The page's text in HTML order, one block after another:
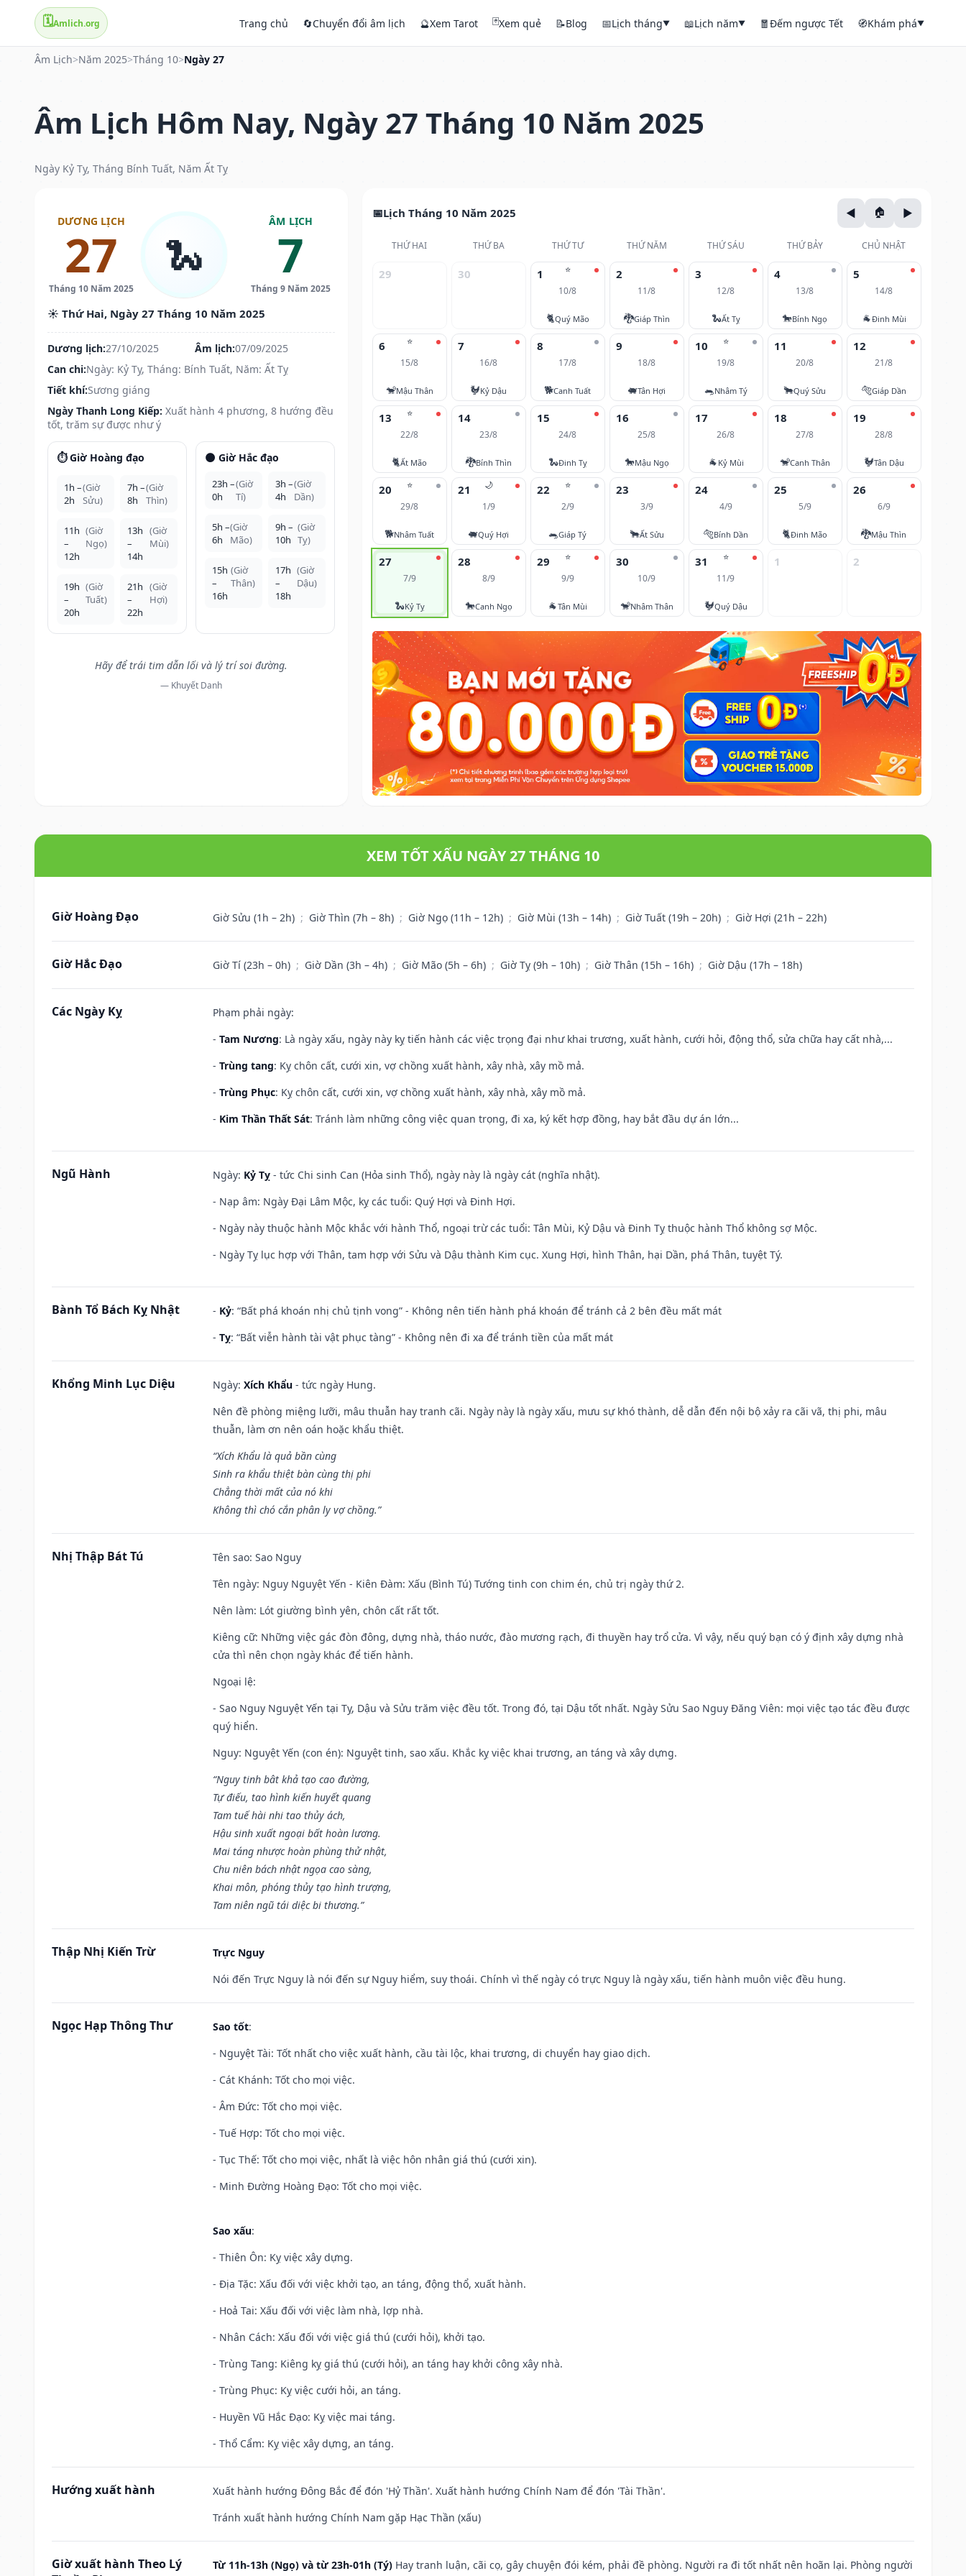
🗓️Amlich.org Trang chủ 🔄Chuyển đổi âm lịch 🔮Xem Tarot 🃏Xem quẻ 📝Blog 📅Lịch tháng▼ 📖Lịch năm▼ 🧧Đếm ngược Tết 🧭Khám phá▼
Âm Lịch>Năm 2025>Tháng 10>Ngày 27
Âm Lịch Hôm Nay, Ngày 27 Tháng 10 Năm 2025
Ngày Kỷ Tỵ, Tháng Bính Tuất, Năm Ất Tỵ
DƯƠNG LỊCH
27
Tháng 10 Năm 2025
🐍
ÂM LỊCH
7
Tháng 9 Năm 2025
☀️ Thứ Hai, Ngày 27 Tháng 10 Năm 2025
Dương lịch:27/10/2025 Âm lịch:07/09/2025
Can chi:Ngày: Kỷ Tỵ, Tháng: Bính Tuất, Năm: Ất Tỵ
Tiết khí:Sương giáng
Ngày Thanh Long Kiếp: Xuất hành 4 phương, 8 hướng đều
tốt, trăm sự được như ý
⏱️ Giờ Hoàng đạo
1h –
2h
(Giờ
Sửu)
7h –
8h
(Giờ
Thìn)
11h
–
12h
(Giờ
Ngọ)
13h
–
14h
(Giờ
Mùi)
19h
–
20h
(Giờ
Tuất)
21h
–
22h
(Giờ
Hợi)
🌑 Giờ Hắc đạo
23h –
0h
(Giờ
Tí)
3h –
4h
(Giờ
Dần)
5h –
6h
(Giờ
Mão)
9h –
10h
(Giờ
Tỵ)
15h
–
16h
(Giờ
Thân)
17h
–
18h
(Giờ
Dậu)
Hãy để trái tim dẫn lối và lý trí soi đường.
— Khuyết Danh
Lịch Tháng 10 Năm 2025
THỨ HAI THỨ BA THỨ TƯ THỨ NĂM THỨ SÁU THỨ BẢY CHỦ NHẬT
29 30 ⭐
1
10/8
🐈Quý Mão
2
11/8
🐉Giáp Thìn
3
12/8
🐍Ất Tỵ
4
13/8
🐎Bính Ngọ
5
14/8
🐐Đinh Mùi
⭐
6
15/8
🐒Mậu Thân
7
16/8
🐓Kỷ Dậu
8
17/8
🐕Canh Tuất
9
18/8
🐖Tân Hợi
⭐
10
19/8
🐀Nhâm Tý
11
20/8
🐂Quý Sửu
12
21/8
🐅Giáp Dần
⭐
13
22/8
🐈Ất Mão
14
23/8
🐉Bính Thìn
15
24/8
🐍Đinh Tỵ
16
25/8
🐎Mậu Ngọ
17
26/8
🐐 Kỷ Mùi
18
27/8
🐒Canh Thân
19
28/8
🐓Tân Dậu
⭐
20
29/8
🐕Nhâm Tuất
🌙
21
1/9
🐖Quý Hợi
⭐
22
2/9
🐀Giáp Tý
23
3/9
🐂Ất Sửu
24
4/9
🐅Bính Dần
25
5/9
🐈Đinh Mão
26
6/9
🐉Mậu Thìn
27
7/9
🐍Kỷ Tỵ
28
8/9
🐎Canh Ngọ
⭐
29
9/9
🐐Tân Mùi
30
10/9
🐒Nhâm Thân
⭐
31
11/9
🐓Quý Dậu
1 2
XEM TỐT XẤU NGÀY 27 THÁNG 10
Giờ Hoàng Đạo Giờ Sửu (1h – 2h) ; Giờ Thìn (7h – 8h) ; Giờ Ngọ (11h – 12h) ; Giờ Mùi (13h – 14h) ; Giờ Tuất (19h – 20h) ; Giờ Hợi (21h – 22h)
Giờ Hắc Đạo Giờ Tí (23h – 0h) ; Giờ Dần (3h – 4h) ; Giờ Mão (5h – 6h) ; Giờ Tỵ (9h – 10h) ; Giờ Thân (15h – 16h) ; Giờ Dậu (17h – 18h)
Các Ngày Kỵ
Phạm phải ngày:
- Tam Nương: Là ngày xấu, ngày này kỵ tiến hành các việc trọng đại như khai trương, xuất hành, cưới hỏi, động thổ, sửa chữa hay cất nhà,...
- Trùng tang: Kỵ chôn cất, cưới xin, vợ chồng xuất hành, xây nhà, xây mồ mả.
- Trùng Phục: Kỵ chôn cất, cưới xin, vợ chồng xuất hành, xây nhà, xây mồ mả.
- Kim Thần Thất Sát: Tránh làm những công việc quan trọng, đi xa, ký kết hợp đồng, hay bắt đầu dự án lớn...
Ngũ Hành Ngày: Kỷ Tỵ - tức Chi sinh Can (Hỏa sinh Thổ), ngày này là ngày cát (nghĩa nhật).
- Nạp âm: Ngày Đại Lâm Mộc, kỵ các tuổi: Quý Hợi và Đinh Hợi.
- Ngày này thuộc hành Mộc khắc với hành Thổ, ngoại trừ các tuổi: Tân Mùi, Kỷ Dậu và Đinh Tỵ thuộc hành Thổ không sợ Mộc.
- Ngày Tỵ lục hợp với Thân, tam hợp với Sửu và Dậu thành Kim cục. Xung Hợi, hình Thân, hại Dần, phá Thân, tuyệt Tý.
Bành Tổ Bách Kỵ Nhật - Kỷ: “Bất phá khoán nhị chủ tịnh vong” - Không nên tiến hành phá khoán để tránh cả 2 bên đều mất mát
- Tỵ: “Bất viễn hành tài vật phục tàng” - Không nên đi xa để tránh tiền của mất mát
Khổng Minh Lục Diệu Ngày: Xích Khẩu - tức ngày Hung.
Nên đề phòng miệng lưỡi, mâu thuẫn hay tranh cãi. Ngày này là ngày xấu, mưu sự khó thành, dễ dẫn đến nội bộ xảy ra cãi vã, thị phi, mâu
thuẫn, làm ơn nên oán hoặc khẩu thiệt.
“Xích Khẩu là quả bần cùng
Sinh ra khẩu thiệt bàn cùng thị phi
Chẳng thời mất của nó khi
Không thì chó cắn phân ly vợ chồng.”
Nhị Thập Bát Tú Tên sao: Sao Nguy
Tên ngày: Nguy Nguyệt Yến - Kiên Đàm: Xấu (Bình Tú) Tướng tinh con chim én, chủ trị ngày thứ 2.
Nên làm: Lót giường bình yên, chôn cất rất tốt.
Kiêng cữ: Những việc gác đòn đông, dựng nhà, tháo nước, đào mương rạch, đi thuyền hay trổ cửa. Vì vậy, nếu quý bạn có ý định xây dựng nhà
cửa thì nên chọn ngày khác để tiến hành.
Ngoại lệ:
- Sao Nguy Nguyệt Yến tại Tỵ, Dậu và Sửu trăm việc đều tốt. Trong đó, tại Dậu tốt nhất. Ngày Sửu Sao Nguy Đăng Viên: mọi việc tạo tác đều được
quý hiển.
Nguy: Nguyệt Yến (con én): Nguyệt tinh, sao xấu. Khắc kỵ việc khai trương, an táng và xây dựng.
“Nguy tinh bât khả tạo cao đường,
Tự điếu, tao hình kiến huyết quang
Tam tuế hài nhi tao thủy ách,
Hậu sinh xuất ngoại bất hoàn lương.
Mai táng nhược hoàn phùng thử nhật,
Chu niên bách nhật ngọa cao sàng,
Khai môn, phóng thủy tạo hình trượng,
Tam niên ngũ tái diệc bi thương.”
Thập Nhị Kiến Trừ
Trực Nguy
Nói đến Trực Nguy là nói đến sự Nguy hiểm, suy thoái. Chính vì thế ngày có trực Nguy là ngày xấu, tiến hành muôn việc đều hung.
Ngọc Hạp Thông Thư Sao tốt:
- Nguyệt Tài: Tốt nhất cho việc xuất hành, cầu tài lộc, khai trương, di chuyển hay giao dịch.
- Cát Khánh: Tốt cho mọi việc.
- Âm Đức: Tốt cho mọi việc.
- Tuế Hợp: Tốt cho mọi việc.
- Tục Thế: Tốt cho mọi việc, nhất là việc hôn nhân giá thú (cưới xin).
- Minh Đường Hoàng Đạo: Tốt cho mọi việc.
Sao xấu:
- Thiên Ôn: Kỵ việc xây dựng.
- Địa Tặc: Xấu đối với việc khởi tạo, an táng, động thổ, xuất hành.
- Hoả Tai: Xấu đối với việc làm nhà, lợp nhà.
- Nhân Cách: Xấu đối với việc giá thú (cưới hỏi), khởi tạo.
- Trùng Tang: Kiêng kỵ giá thú (cưới hỏi), an táng hay khởi công xây nhà.
- Trùng Phục: Kỵ việc cưới hỏi, an táng.
- Huyền Vũ Hắc Đạo: Kỵ việc mai táng.
- Thổ Cẩm: Kỵ việc xây dựng, an táng.
Hướng xuất hành
Xuất hành hướng Đông Bắc để đón 'Hỷ Thần'. Xuất hành hướng Chính Nam để đón 'Tài Thần'.
Tránh xuất hành hướng Chính Nam gặp Hạc Thần (xấu)
Giờ xuất hành Theo Lý
Từ 11h-13h (Ngọ) và từ 23h-01h (Tý) Hay tranh luận, cãi cọ, gây chuyện đói kém, phải đề phòng. Người ra đi tốt nhất nên hoãn lại. Phòng người